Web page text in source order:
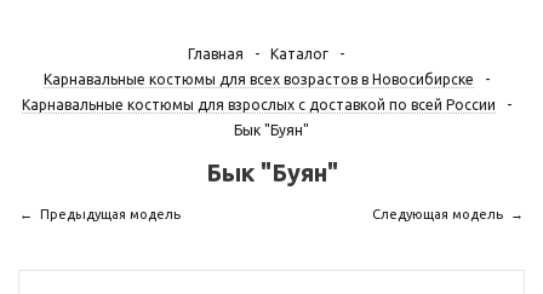
Главная - Каталог
-
Карнавальные костюмы для всех возрастов в Новосибирске
-
Карнавальные костюмы для взрослых с доставкой по всей России
-
Бык "Буян"
Бык "Буян"
Предыдущая модель Следующая модель